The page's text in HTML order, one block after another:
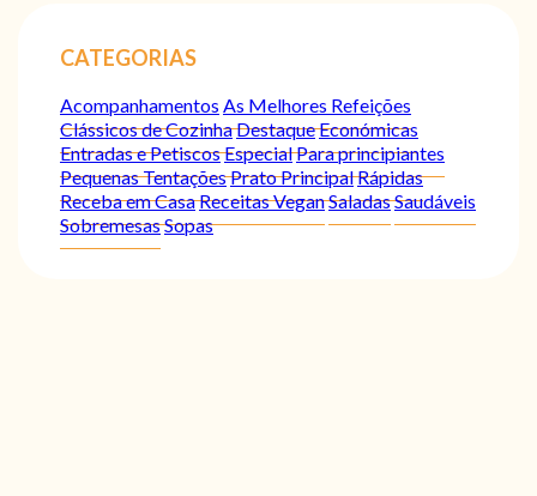
CATEGORIAS
Acompanhamentos As Melhores Refeições
Clássicos de CozinhaDestaqueEconómicas
Entradas e PetiscosEspecialPara principiantes
Pequenas TentaçõesPrato PrincipalRápidas
Receba em CasaReceitas VeganSaladasSaudáveis
SobremesasSopas